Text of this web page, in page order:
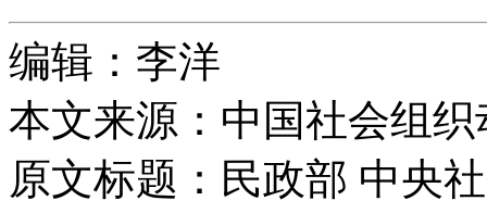
编辑：李洋
本文来源：中国社会组织
原文标题： 民政部 中央